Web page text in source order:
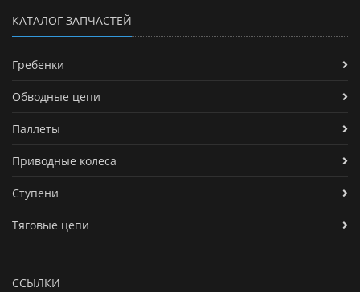
КАТАЛОГ ЗАПЧАСТЕЙ
Гребенки
Обводные цепи
Паллеты
Приводные колеса
Ступени
Тяговые цепи
ССЫЛКИ